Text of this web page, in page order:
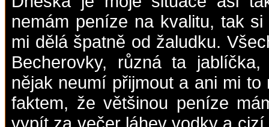
nemám peníze na kvalitu, tak
mi dělá špatně od žaludku.
Becherovky, různá ta
nějak neumí přijmout a ani mi
faktem, že většinou peníze
vypít za večer láhev vodky a